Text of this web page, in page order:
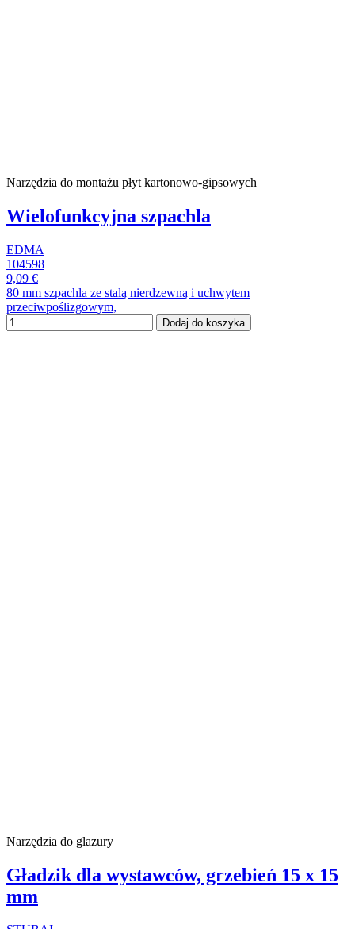
Narzędzia do montażu płyt kartonowo-gipsowych
Wielofunkcyjna szpachla
EDMA
104598
9,09 €
80 mm szpachla ze stalą nierdzewną i uchwytem
przeciwpoślizgowym,
Dodaj do koszyka
Narzędzia do glazury
Gładzik dla wystawców, grzebień 15 x 15
mm